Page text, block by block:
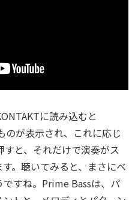
に読み込むと
のが表示され、これに応じ
と、それだけで演奏がス
。聴いてみると、まさにベ
すね。Prime Bassは、パ